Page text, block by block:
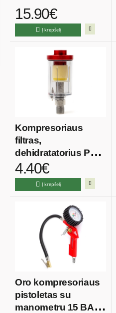
15.90€
Į krepšelį
Kompresoriaus
filtras,
dehidratatorius PT-
18
4.40€
Į krepšelį
Oro kompresoriaus
pistoletas su
manometru 15 BAR